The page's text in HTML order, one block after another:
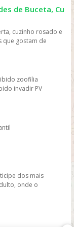
mais fácil para as
muito dinheiro.
geralmente
com base
que eles
que possam
mais assistidos
acesso
oferecidos
de Buceta, Cu
cuzinho rosado e
que gostam de
zoofilia
invadir PV
dos mais
onde o